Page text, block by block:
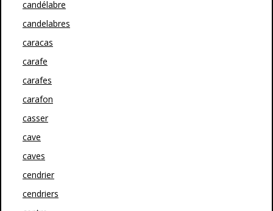
candélabre
candelabres
caracas
carafe
carafes
carafon
casser
cave
caves
cendrier
cendriers